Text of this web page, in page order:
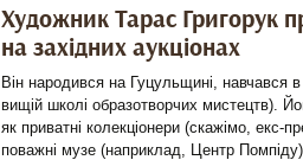
Художник Тарас Григорук
на західних аукціонах
Він народився на Гуцульщині, навчався
вищій школі образотворчих мистецтв).
як приватні колекціонери (скажімо, екс-
поважні музе (наприклад, Центр